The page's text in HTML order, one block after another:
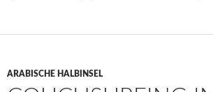
ARABISCHE HALBINSEL